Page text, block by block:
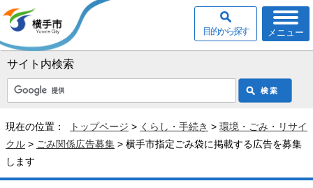
サイト内検索
メニュー
目的から探す
現在の位置： トップページ > くらし・手続き > 環境・ごみ・リサイ
クル > ごみ関係広告募集 > 横手市指定ごみ袋に掲載する広告を募集
します